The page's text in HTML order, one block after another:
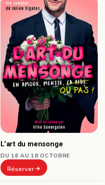
L’art du mensonge
DU 16 AU 18 OCTOBRE
Réserver